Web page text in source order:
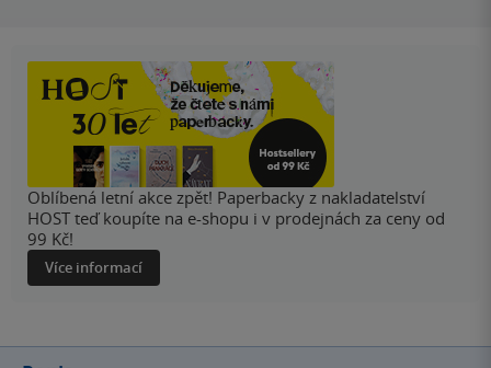
Oblíbená letní akce zpět! Paperbacky z nakladatelství
HOST teď koupíte na e-shopu i v prodejnách za ceny od
99 Kč!
Více informací